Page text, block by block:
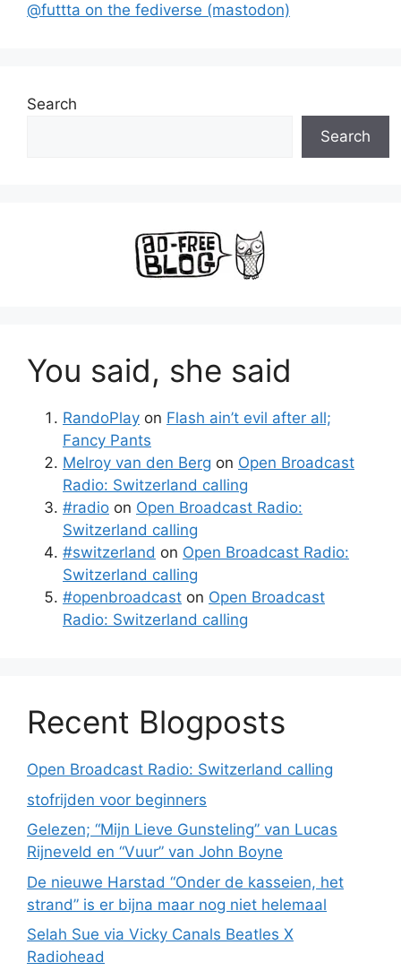
@futtta on the fediverse (mastodon)
Search
Search
You said, she said
RandoPlay on Flash ain’t evil after all;
Fancy Pants
Melroy van den Berg on Open Broadcast
Radio: Switzerland calling
#radio on Open Broadcast Radio:
Switzerland calling
#switzerland on Open Broadcast Radio:
Switzerland calling
#openbroadcast on Open Broadcast
Radio: Switzerland calling
Recent Blogposts
Open Broadcast Radio: Switzerland calling
stofrijden voor beginners
Gelezen; “Mijn Lieve Gunsteling” van Lucas
Rijneveld en “Vuur” van John Boyne
De nieuwe Harstad “Onder de kasseien, het
strand” is er bijna maar nog niet helemaal
Selah Sue via Vicky Canals Beatles X
Radiohead